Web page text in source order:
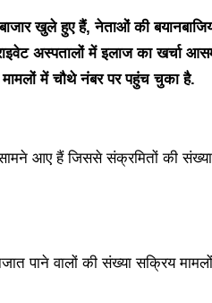
खुले हुए हैं, नेताओं की
अस्पतालों में इलाज का खर्चा
मामलों में चौथे नंबर पर पहुंच चुका है.
आए हैं जिससे संक्रमितों की
पाने वालों की संख्या सक्रिय